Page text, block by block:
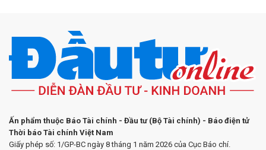
Ấn phẩm thuộc Báo Tài chính - Đầu tư (Bộ Tài chính) - Báo điện tử
Thời báo Tài chính Việt Nam
Giấy phép số: 1/GP-BC ngày 8 tháng 1 năm 2026 của Cục Báo chí.